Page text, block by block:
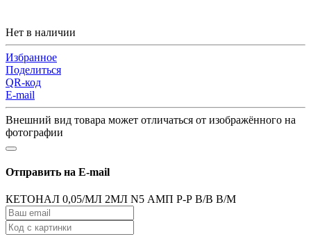
Нет в наличии
Избранное
Поделиться
QR-код
E-mail
Внешний вид товара может отличаться от изображённого на
фотографии
Отправить на E-mail
КЕТОНАЛ 0,05/МЛ 2МЛ N5 АМП Р-Р В/В В/М